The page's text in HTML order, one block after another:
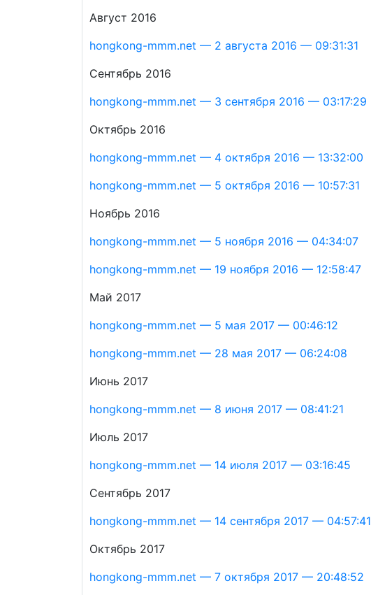
Август 2016
hongkong-mmm.net — 2 августа 2016 — 09:31:31
Сентябрь 2016
hongkong-mmm.net — 3 сентября 2016 — 03:17:29
Октябрь 2016
hongkong-mmm.net — 4 октября 2016 — 13:32:00
hongkong-mmm.net — 5 октября 2016 — 10:57:31
Ноябрь 2016
hongkong-mmm.net — 5 ноября 2016 — 04:34:07
hongkong-mmm.net — 19 ноября 2016 — 12:58:47
Май 2017
hongkong-mmm.net — 5 мая 2017 — 00:46:12
hongkong-mmm.net — 28 мая 2017 — 06:24:08
Июнь 2017
hongkong-mmm.net — 8 июня 2017 — 08:41:21
Июль 2017
hongkong-mmm.net — 14 июля 2017 — 03:16:45
Сентябрь 2017
hongkong-mmm.net — 14 сентября 2017 — 04:57:41
Октябрь 2017
hongkong-mmm.net — 7 октября 2017 — 20:48:52